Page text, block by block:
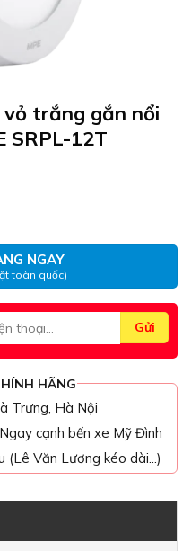
trắng gắn nổi
SRPL-12T
NGAY
toàn quốc)
HÃNG
Trưng, Hà Nội
cạnh bến xe Mỹ Đình
Văn Lương kéo dài...)